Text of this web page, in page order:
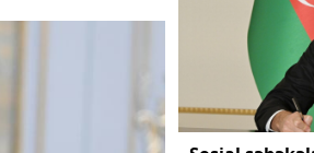
sənaye
Gənclər və İdman
Sağlamlıq